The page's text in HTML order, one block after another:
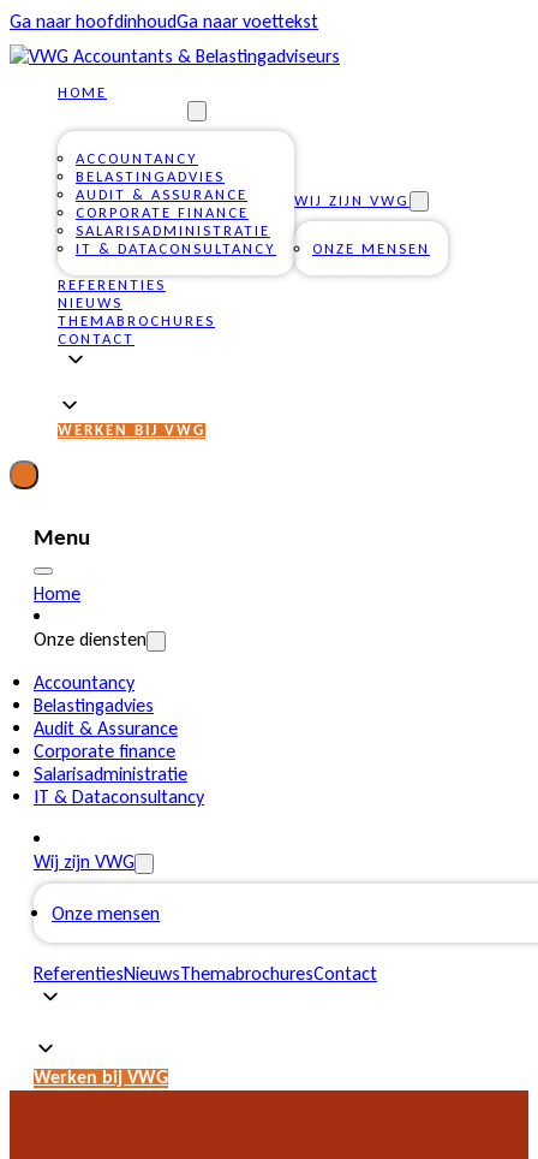
Ga naar hoofdinhoudGa naar voettekst
HOME
ACCOUNTANCY
BELASTINGADVIES
AUDIT & ASSURANCE
CORPORATE FINANCE
SALARISADMINISTRATIE
IT & DATACONSULTANCY
WIJ ZIJN VWG
ONZE MENSEN
REFERENTIES
NIEUWS
THEMABROCHURES
CONTACT
WERKEN BIJ VWG
Menu
Home
Onze diensten
Accountancy
Belastingadvies
Audit & Assurance
Corporate finance
Salarisadministratie
IT & Dataconsultancy
Wij zijn VWG
Onze mensen
ReferentiesNieuwsThemabrochuresContact
Werken bij VWG